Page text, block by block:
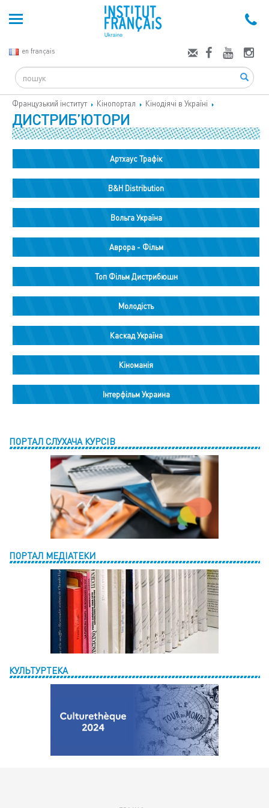
en français
Search
Французький інститут Кінопортал Кінодіячі в Україні
ДИСТРИБ’ЮТОРИ
Артхаус Трафік
B&H Distribution
Вольга Україна
Аврора - Фільм
Топ Фільм Дистрибюшн
Молодість
Каскад Україна
Кіноманія
Інтерфільм Украина
ПОРТАЛ СЛУХАЧА КУРСІВ
ПОРТАЛ МЕДІАТЕКИ
КУЛЬТУРТЕКА